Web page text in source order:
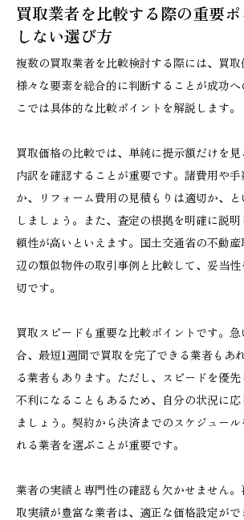
買取業者を比較する際の重要
しない選び方
複数の買取業者を比較検討する際には、買取
様々な要素を総合的に判断することが成功
こでは具体的な比較ポイントを解説します。
買取価格の比較では、単純に提示額だけを
内訳を確認することが重要です。諸費用や
か、リフォーム費用の見積もりは適切か、
しましょう。また、査定の根拠を明確に説
頼性が高いといえます。国土交通省の不動
辺の類似物件の取引事例と比較して、妥当
切です。
買取スピードも重要な比較ポイントです。
合、最短1週間で買取を完了できる業者もあ
る業者もあります。ただし、スピードを優
不利になることもあるため、自分の状況に
ましょう。契約から決済までのスケジュール
れる業者を選ぶことが重要です。
業者の実績と専門性の確認も欠かせません
取実績が豊富な業者は、適正な価格設定が